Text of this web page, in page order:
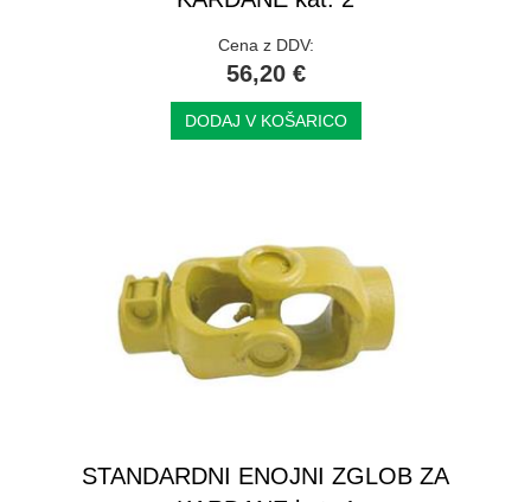
Cena z DDV:
56,20 €
DODAJ V KOŠARICO
STANDARDNI ENOJNI ZGLOB ZA